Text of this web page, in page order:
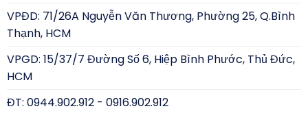
VPĐD: 71/26A Nguyễn Văn Thương, Phường 25, Q.Bình
Thạnh, HCM
VPGD: 15/37/7 Đường Số 6, Hiệp Bình Phước, Thủ Đức,
HCM
ĐT: 0944.902.912 - 0916.902.912